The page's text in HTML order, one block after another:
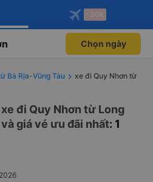
ngay!
thành viên độc
Mở app
đặt vé máy bay qua
Mở app
-30k
Chọn ngày
Bà Rịa-Vũng Tàu
xe đi Quy Nhơn từ
đi Quy Nhơn từ Long
giá vé ưu đãi nhất: 1